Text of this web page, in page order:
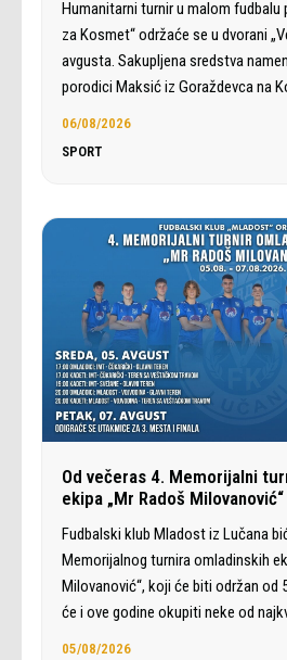
Humanitarni turnir u malom fudbalu
za Kosmet“ održaće se u dvorani
avgusta. Sakupljena sredstva
porodici Maksić iz Goraždevca na
06/08/2026
SPORT
Od večeras 4. Memorijalni
ekipa „Mr Radoš
Fudbalski klub Mladost iz Lučana
Memorijalnog turnira omladinskih
Milovanović“, koji će biti održan od
će i ove godine okupiti neke od
05/08/2026